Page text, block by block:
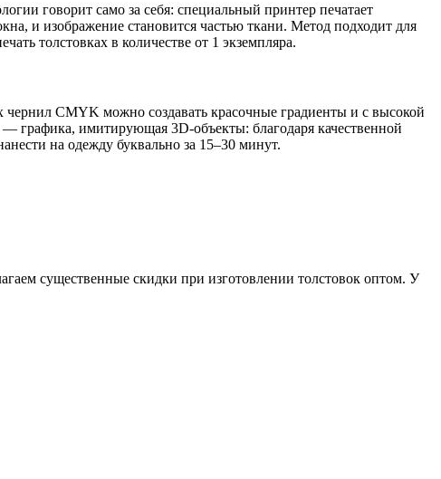
говорит само за себя: специальный принтер печатает
и изображение становится частью ткани. Метод подходит для
толстовках в количестве от 1 экземпляра.
CMYK можно создавать красочные градиенты и с высокой
графика, имитирующая 3D-объекты: благодаря качественной
на одежду буквально за 15–30 минут.
существенные скидки при изготовлении толстовок оптом. У